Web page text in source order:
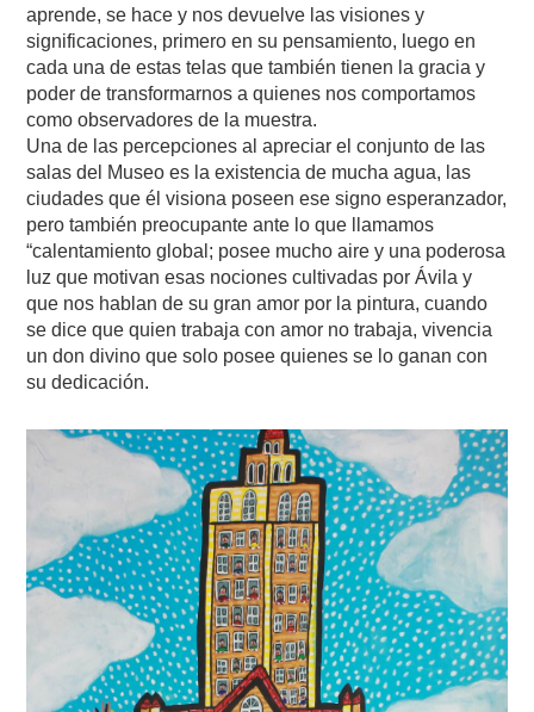
aprende, se hace y nos devuelve las visiones y
significaciones, primero en su pensamiento, luego en
cada una de estas telas que también tienen la gracia y
poder de transformarnos a quienes nos comportamos
como observadores de la muestra.
Una de las percepciones al apreciar el conjunto de las
salas del Museo es la existencia de mucha agua, las
ciudades que él visiona poseen ese signo esperanzador,
pero también preocupante ante lo que llamamos
“calentamiento global; posee mucho aire y una poderosa
luz que motivan esas nociones cultivadas por Ávila y
que nos hablan de su gran amor por la pintura, cuando
se dice que quien trabaja con amor no trabaja, vivencia
un don divino que solo posee quienes se lo ganan con
su dedicación.